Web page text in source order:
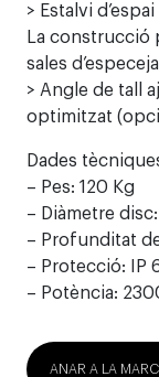
> Estalvi
La construcció
sales
> Angle de tall
optimitzat
Dades
– Pes: 120 Kg
– Diàmetre
– Profunditat
– Protecció: IP
– Potència:
ANAR A LA